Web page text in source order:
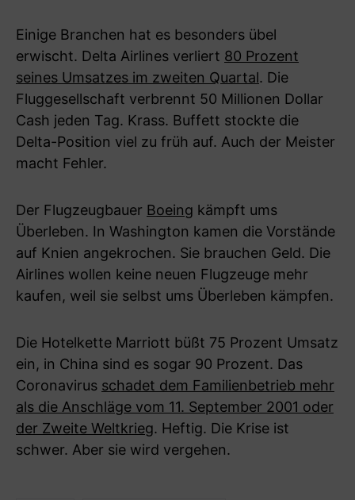
Einige Branchen hat es besonders übel
erwischt. Delta Airlines verliert 80 Prozent
seines Umsatzes im zweiten Quartal. Die
Fluggesellschaft verbrennt 50 Millionen Dollar
Cash jeden Tag. Krass. Buffett stockte die
Delta-Position viel zu früh auf. Auch der Meister
macht Fehler.
Der Flugzeugbauer Boeing kämpft ums
Überleben. In Washington kamen die Vorstände
auf Knien angekrochen. Sie brauchen Geld. Die
Airlines wollen keine neuen Flugzeuge mehr
kaufen, weil sie selbst ums Überleben kämpfen.
Die Hotelkette Marriott büßt 75 Prozent Umsatz
ein, in China sind es sogar 90 Prozent. Das
Coronavirus schadet dem Familienbetrieb mehr
als die Anschläge vom 11. September 2001 oder
der Zweite Weltkrieg. Heftig. Die Krise ist
schwer. Aber sie wird vergehen.